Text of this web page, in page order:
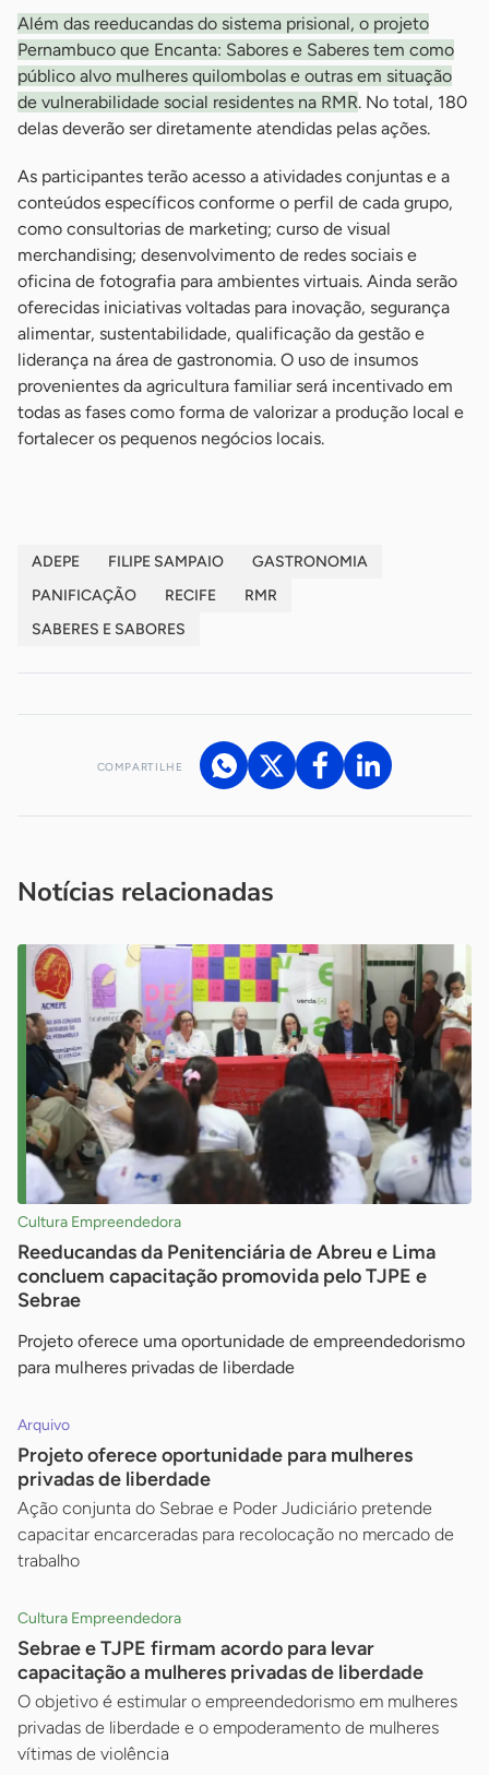
Além das reeducandas do sistema prisional, o projeto
Pernambuco que Encanta: Sabores e Saberes tem como
público alvo mulheres quilombolas e outras em situação
de vulnerabilidade social residentes na RMR. No total, 180
delas deverão ser diretamente atendidas pelas ações.
As participantes terão acesso a atividades conjuntas e a
conteúdos específicos conforme o perfil de cada grupo,
como consultorias de marketing; curso de visual
merchandising; desenvolvimento de redes sociais e
oficina de fotografia para ambientes virtuais. Ainda serão
oferecidas iniciativas voltadas para inovação, segurança
alimentar, sustentabilidade, qualificação da gestão e
liderança na área de gastronomia. O uso de insumos
provenientes da agricultura familiar será incentivado em
todas as fases como forma de valorizar a produção local e
fortalecer os pequenos negócios locais.
ADEPE FILIPE SAMPAIO
GASTRONOMIA
PANIFICAÇÃO
RECIFE
RMR
SABERES E SABORES
COMPARTILHE
Notícias relacionadas
Cultura Empreendedora
Reeducandas da Penitenciária de Abreu e Lima
concluem capacitação promovida pelo TJPE e
Sebrae
Projeto oferece uma oportunidade de empreendedorismo
para mulheres privadas de liberdade
Arquivo
Projeto oferece oportunidade para mulheres
privadas de liberdade
Ação conjunta do Sebrae e Poder Judiciário pretende
capacitar encarceradas para recolocação no mercado de
trabalho
Cultura Empreendedora
Sebrae e TJPE firmam acordo para levar
capacitação a mulheres privadas de liberdade
O objetivo é estimular o empreendedorismo em mulheres
privadas de liberdade e o empoderamento de mulheres
vítimas de violência